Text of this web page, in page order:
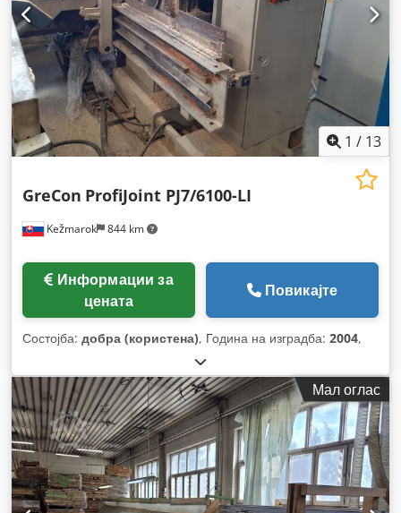
1 / 13
Kežmarok 844 km
GreCon ProfiJoint PJ7/6100-LI
цената
Повикајте
Состојба: добра (користена), Година на изградба: 2004,
Мал оглас